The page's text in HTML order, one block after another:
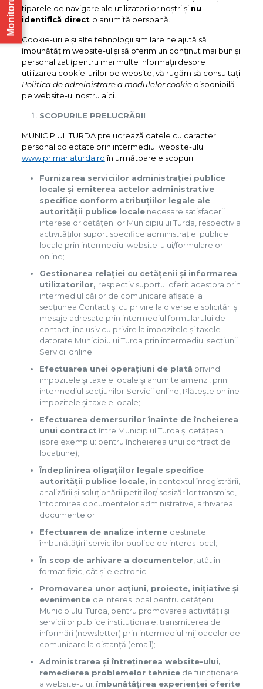
tiparele de navigare ale utilizatorilor noștri și nu
identifică direct o anumită persoană.
Cookie-urile și alte tehnologii similare ne ajută să
îmbunătățim website-ul și să oferim un conținut mai bun și
personalizat (pentru mai multe informații despre
utilizarea cookie-urilor pe website, vă rugăm să consultați
Politica de administrare a modulelor cookiedisponibilă
pe website-ul nostru aici.
SCOPURILE PRELUCRĂRII
MUNICIPIUL TURDA prelucrează datele cu caracter
personal colectate prin intermediul website-ului
www.primariaturda.ro în următoarele scopuri:
Furnizarea serviciilor administrației publice
locale și emiterea actelor administrative
specifice conform atribuțiilor legale ale
autorității publice localenecesare satisfacerii
intereselor cetățenilor Municipiului Turda, respectiv a
activităților suport specifice administrației publice
locale prin intermediul website-ului/formularelor
online;
Gestionarea relației cu cetățenii și informarea
utilizatorilor, respectiv suportul oferit acestora prin
intermediul căilor de comunicare afișate la
secțiunea Contact și cu privire la diversele solicitări și
mesaje adresate prin intermediul formularului de
contact, inclusiv cu privire la impozitele și taxele
datorate Municipiului Turda prin intermediul secțiunii
Servicii online;
Efectuarea unei operațiuni de plată privind
impozitele și taxele locale și anumite amenzi, prin
intermediul secțiunilor Servicii online, Plătește online
impozitele și taxele locale;
Efectuarea demersurilor înainte de încheierea
unui contract între Municipiul Turda și cetățean
(spre exemplu: pentru încheierea unui contract de
locațiune);
Îndeplinirea oligațiilor legale specifice
autorității publice locale, în contextul înregistrării,
analizării și soluționării petițiilor/ sesizărilor transmise,
întocmirea documentelor administrative, arhivarea
documentelor;
Efectuarea de analize interne destinate
îmbunătățirii serviciilor publice de interes local;
În scop de arhivare a documentelor, atât în
format fizic, cât și electronic;
Promovarea unor acțiuni, proiecte, inițiative și
evenimente de interes local pentru cetățenii
Municipiului Turda, pentru promovarea activității și
serviciilor publice instituționale, transmiterea de
informări (newsletter) prin intermediul mijloacelor de
comunicare la distanță (email);
Administrarea și întreținerea website-ului,
remedierea problemelor tehnicede funcționare
a website-ului, îmbunătățirea experienței oferite